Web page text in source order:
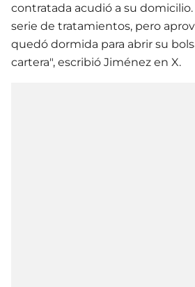
contratada acudió a su
serie de tratamientos, pero
quedó dormida para abrir su
cartera", escribió Jiménez en X.